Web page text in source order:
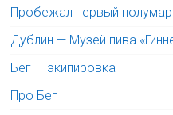
Пробежал первый
Дублин — Музей пива
Бег — экипировка
Про Бег